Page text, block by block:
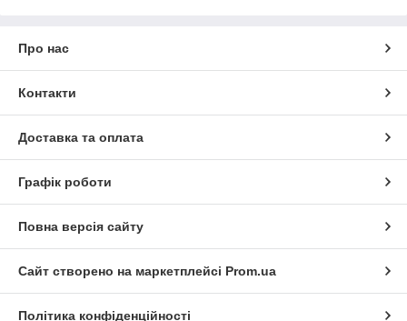
Про нас
Контакти
Доставка та оплата
Графік роботи
Повна версія сайту
Сайт створено на маркетплейсі Prom.ua
Політика конфіденційності